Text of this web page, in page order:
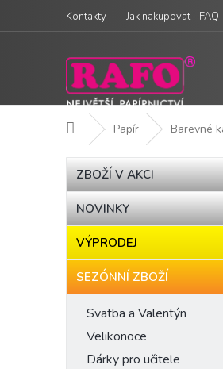
obsah
Kontakty Jak nakupovat - FAQ
Domů Papír Barevné
P
o
s
t
Přeskočit
kategorie
ZBOŽÍ V AKCI
NOVINKY
VÝPRODEJ
SEZÓNNÍ ZBOŽÍ
Svatba a Valentýn
Velikonoce
Dárky pro učitele